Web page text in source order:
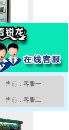
售前：客服一
售前：客服二